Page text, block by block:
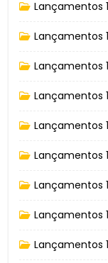
Lançamentos
Lançamentos
Lançamentos
Lançamentos
Lançamentos
Lançamentos
Lançamentos
Lançamentos
Lançamentos